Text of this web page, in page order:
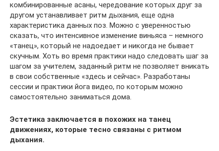
комбинированные асаны, чередование которых друг за
другом устанавливает ритм дыхания, еще одна
характеристика данных поз. Можно с уверенностью
сказать, что интенсивное изменение виньяса – немного
«танец», который не надоедает и никогда не бывает
скучным. Хоть во время практики надо следовать шаг за
шагом за учителем, заданный ритм не позволяет вникать
в свои собственные «здесь и сейчас». Разработаны
сессии и практики йога видео, по которым можно
самостоятельно заниматься дома.
Эстетика заключается в похожих на танец
движениях, которые тесно связаны с ритмом
дыхания.